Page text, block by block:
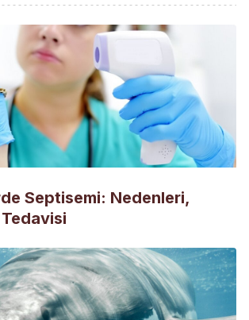
M. W. (2009). Biology, Treatment,
and Tick Infestations. Veterinary Clinics of
Animal Practice.
j.cvsm.2009.07.001
M. W. (2014). Insecticide/acaricide
and ticks infesting dogs and cats. Parasites
doi.org/10.1186/1756-3305-7-8
H., & Glazer, I. (2004). Biological control
S0031182004005219
Septisemi: Nedenleri,